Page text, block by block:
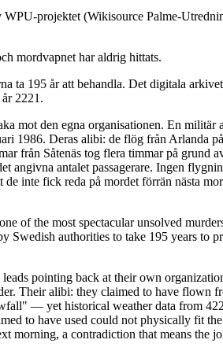
projektet (Wikisource Palme-
mordvapnet har aldrig hittats.
ta 195 år att behandla. Det digitala
2221.
mot den egna organisationen. En militär
1986. Deras alibi: de flög från Arlanda
från Såtenäs tog flera timmar på grund
angivna antalet passagerare. Ingen
inte fick reda på mordet förrän nästa
of the most spectacular unsolved
Swedish authorities to take 195 years to
pointing back at their own
Their alibi: they claimed to have flown
— yet historical weather data from
to have used could not physically fit
morning, a contradiction that means the